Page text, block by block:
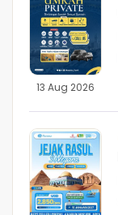
13 Aug 2026